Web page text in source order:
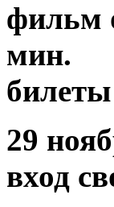
фильм
билеты
29
вход